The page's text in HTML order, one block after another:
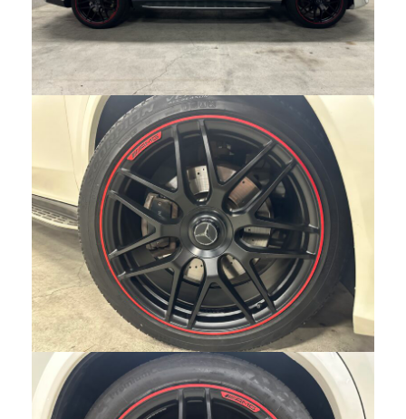
Instagram/Line/YouTube
お気軽にお問い合わせください。